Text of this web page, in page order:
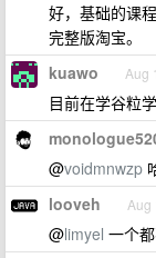
好，基础的课
完整版淘宝。
kuawo Aug
目前在学谷粒
@voidmnwzp
looveh Aug
@limyel 一个